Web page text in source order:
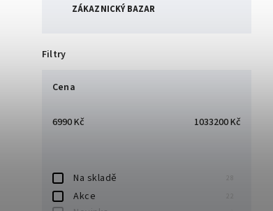
ZÁKAZNICKÝ BAZAR
Filtry
Cena
6990Kč 1033200Kč
Na skladě 28
Akce